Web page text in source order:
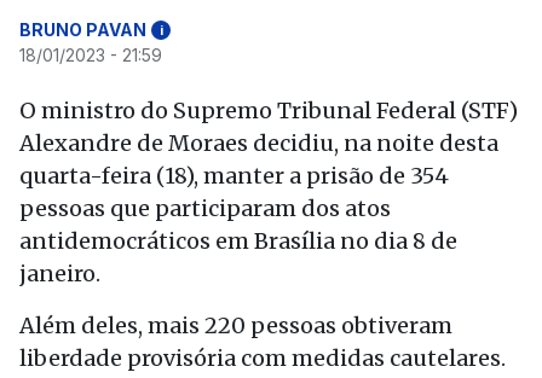
BRUNO PAVAN i
18/01/2023 - 21:59
O ministro do Supremo Tribunal Federal (STF)
Alexandre de Moraes decidiu, na noite desta
quarta-feira (18), manter a prisão de 354
pessoas que participaram dos atos
antidemocráticos em Brasília no dia 8 de
janeiro.
Além deles, mais 220 pessoas obtiveram
liberdade provisória com medidas cautelares.